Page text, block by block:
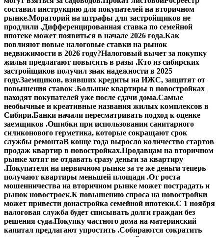
составил инструкцию для покупателей на вторичном
рынке.Мораторий на штрафы для застройщиков не
продлили .Дифференцированная ставка по семейной
ипотеке может появиться в начале 2026 года.Как
повлияют новые налоговые ставки на рынок
недвижимости в 2026 году?Налоговый вычет за покупку
жилья предлагают повысить в разы .Кто из сибирских
застройщиков получил знак надежности в 2025
году.Заемщиков, взявших кредиты на ИЖС, защитят от
повышения ставок .Большие квартиры в новостройках
находят покупателей уже после сдачи дома.Самые
необычные и креативные названия жилых комплексов в
Сибири.Банки начали пересматривать подход к оценке
заемщиков .Ошибки при использовании санитарного
силиконового герметика, которые сокращают срок
службы ремонтаВ конце года выросло количество стартов
продаж квартир в новостройках.Продавцам на вторичном
рынке хотят не отдавать сразу деньги за квартиру
.Покупатели на первичном рынке за те же деньги теперь
получают квартиры меньшей площади .От роста
мошенничества на вторичном рынке может пострадать и
рынок новостроек.К повышению спроса на новостройки
может привести донастройка семейной ипотеки.С 1 ноября
налоговая служба будет списывать долги граждан без
решения суда.Покупку частного дома на материнский
капитал предлагают упростить .Собираются сократить